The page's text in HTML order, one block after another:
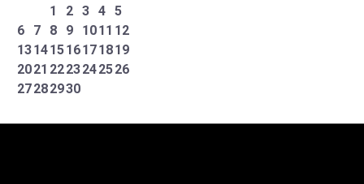
1
2 3 4 5
6
7 8 9 1011 12
13141516171819
2021 2223242526
27282930